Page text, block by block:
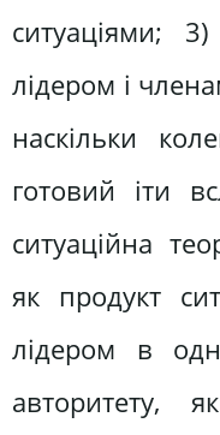
ситуаціями;
лідером і
наскільки
готовий іти
ситуаційна
як продукт
лідером в
авторитету,